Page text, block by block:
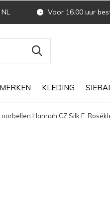
MERKEN KLEDING
Voor 16.00 uur
Hannah CZ Silk F.